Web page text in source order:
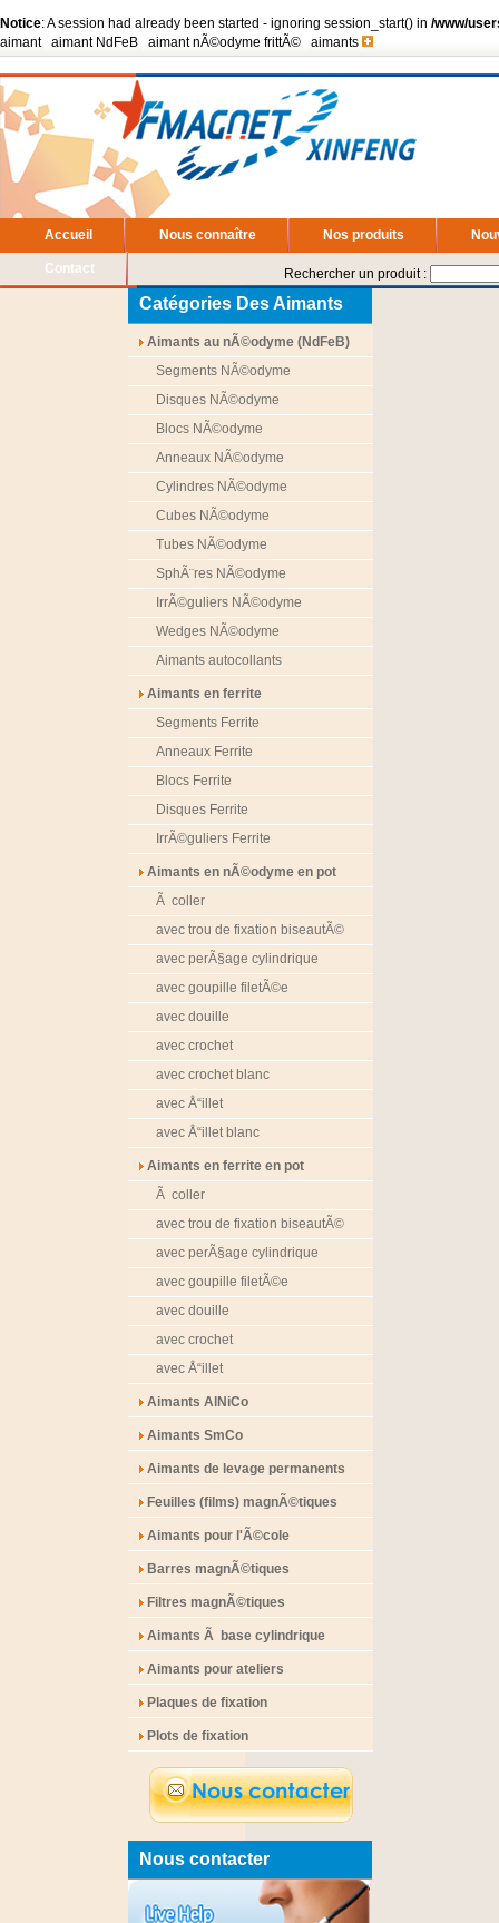
Notice: A session had already been started - ignoring session_start() in /www/
aimant aimant NdFeB aimant nÃ©odyme frittÃ© aimants
Accueil Nous connaître Nos produits
Contact Rechercher un produit :
Catégories Des Aimants
Aimants au nÃ©odyme (NdFeB)
Segments NÃ©odyme
Disques NÃ©odyme
Blocs NÃ©odyme
Anneaux NÃ©odyme
Cylindres NÃ©odyme
Cubes NÃ©odyme
Tubes NÃ©odyme
SphÃ¨res NÃ©odyme
IrrÃ©guliers NÃ©odyme
Wedges NÃ©odyme
Aimants autocollants
Aimants en ferrite
Segments Ferrite
Anneaux Ferrite
Blocs Ferrite
Disques Ferrite
IrrÃ©guliers Ferrite
Aimants en nÃ©odyme en pot
Ã coller
avec trou de fixation biseautÃ©
avec perÃ§age cylindrique
avec goupille filetÃ©e
avec douille
avec crochet
avec crochet blanc
avec Å“illet
avec Å“illet blanc
Aimants en ferrite en pot
Ã coller
avec trou de fixation biseautÃ©
avec perÃ§age cylindrique
avec goupille filetÃ©e
avec douille
avec crochet
avec Å“illet
Aimants AlNiCo
Aimants SmCo
Aimants de levage permanents
Feuilles (films) magnÃ©tiques
Aimants pour l'Ã©cole
Barres magnÃ©tiques
Filtres magnÃ©tiques
Aimants Ã base cylindrique
Aimants pour ateliers
Plaques de fixation
Plots de fixation
Nous contacter